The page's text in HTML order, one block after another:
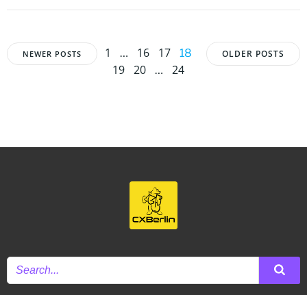
Posts
NEWER POSTS
Posts
Page
1 … Page
16 Page
17 Page
18
Page
19 Page
20 … Page
24
Posts
OLDER POSTS